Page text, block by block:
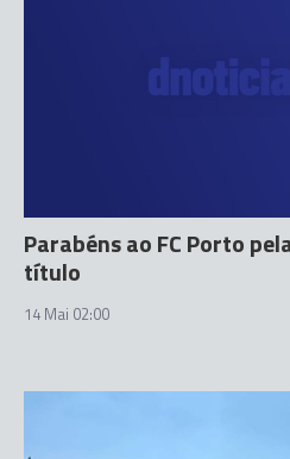
Parabéns ao FC Porto
título
14 Mai 02:00